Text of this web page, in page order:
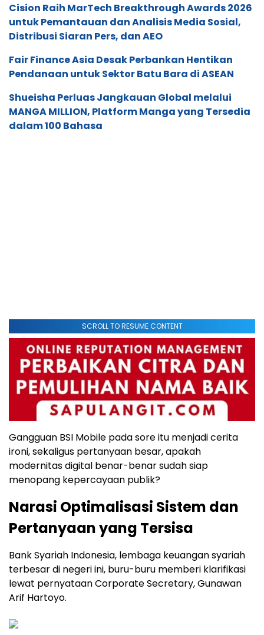
Cision Raih MarTech Breakthrough Awards 2026
untuk Pemantauan dan Analisis Media Sosial,
Distribusi Siaran Pers, dan AEO
Fair Finance Asia Desak Perbankan Hentikan
Pendanaan untuk Sektor Batu Bara di ASEAN
Shueisha Perluas Jangkauan Global melalui
MANGA MILLION, Platform Manga yang Tersedia
dalam 100 Bahasa
SCROLL TO RESUME CONTENT
Gangguan BSI Mobile pada sore itu menjadi cerita
ironi, sekaligus pertanyaan besar, apakah
modernitas digital benar-benar sudah siap
menopang kepercayaan publik?
Narasi Optimalisasi Sistem dan
Pertanyaan yang Tersisa
Bank Syariah Indonesia, lembaga keuangan syariah
terbesar di negeri ini, buru-buru memberi klarifikasi
lewat pernyataan Corporate Secretary, Gunawan
Arif Hartoyo.